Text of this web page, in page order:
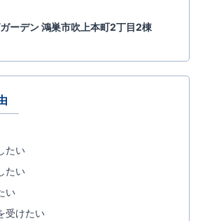
ーデン 鴻巣市吹上本町2丁目2棟
たい
たい
い
受けたい